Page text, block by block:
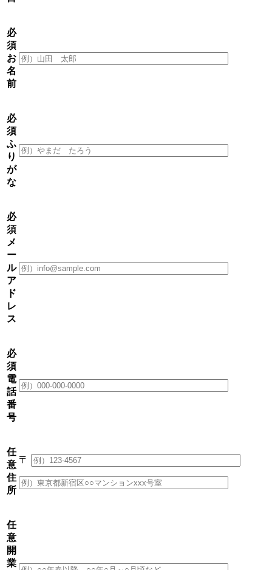
必
須
お
名
前
必
須
ふ
り
が
な
必
須
メ
ー
ル
ア
ド
レ
ス
必
須
電
話
番
号
任
意
住
所
〒
任
意
開
業